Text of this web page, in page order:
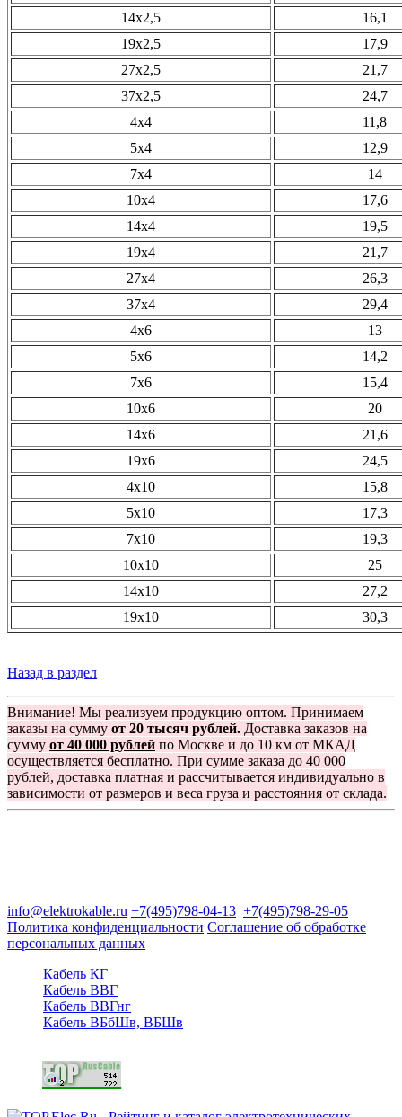
14х2,5
16,1
19х2,5
17,9
27х2,5
21,7
37х2,5
24,7
4х4
11,8
5х4
12,9
7х4
14
10х4
17,6
14х4
19,5
19х4
21,7
27х4
26,3
37х4
29,4
4х6
13
5х6
14,2
7х6
15,4
10х6
20
14х6
21,6
19х6
24,5
4х10
15,8
5х10
17,3
7х10
19,3
10х10
25
14х10
27,2
19х10
30,3
Назад в раздел
Внимание! Мы реализуем продукцию оптом. Принимаем
заказы на сумму от 20 тысяч рублей. Доставка заказов на
сумму от 40 000 рублей по Москве и до 10 км от МКАД
осуществляется бесплатно. При сумме заказа до 40 000
рублей, доставка платная и рассчитывается индивидуально в
зависимости от размеров и веса груза и расстояния от склада.
info@elektrokable.ru +7(495)798-04-13 +7(495)798-29-05
Политика конфиденциальности Соглашение об обработке
персональных данных
Кабель КГ
Кабель ВВГ
Кабель ВВГнг
Кабель ВБбШв, ВБШв